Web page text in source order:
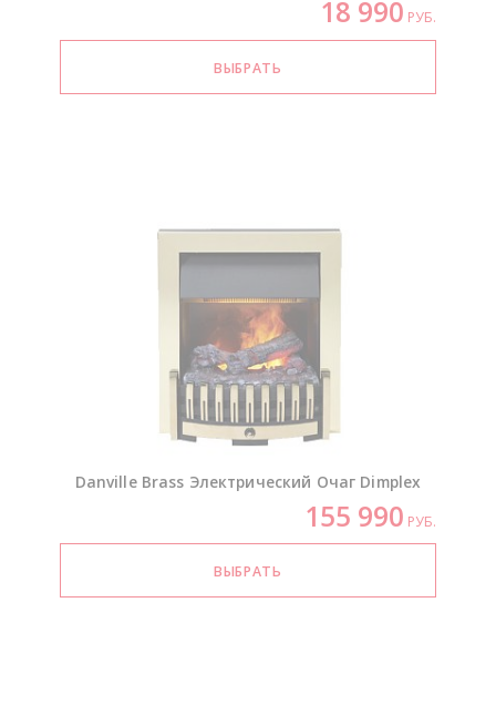
18 990 РУБ.
Danville Brass Электрический Очаг Dimplex
155 990 РУБ.